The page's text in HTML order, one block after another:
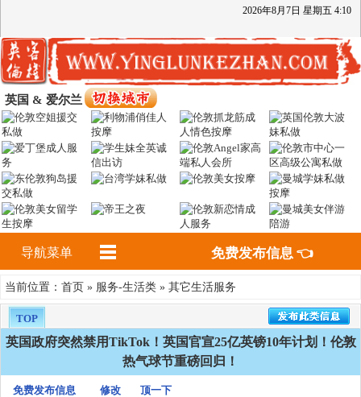
2026年8月 7日 星期五 4:10
英国 & 爱尔兰
导航菜单 免费发布信息 👈
当前位置： 首页 » 服务-生活类 » 其它生活服务
TOP
英国政府突然禁用TikTok！英国官宣25亿英镑10年计划！伦敦
热气球节重磅回归！
免费发布信息 修改 顶一下